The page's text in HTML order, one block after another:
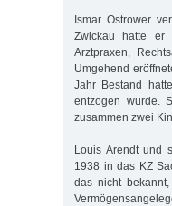
Ismar Ostrower
Zwickau hatte er
Arztpraxen,
Umgehend
Jahr Bestand
entzogen wurde.
zusammen zwei
Louis Arendt und
1938 in das KZ
das nicht